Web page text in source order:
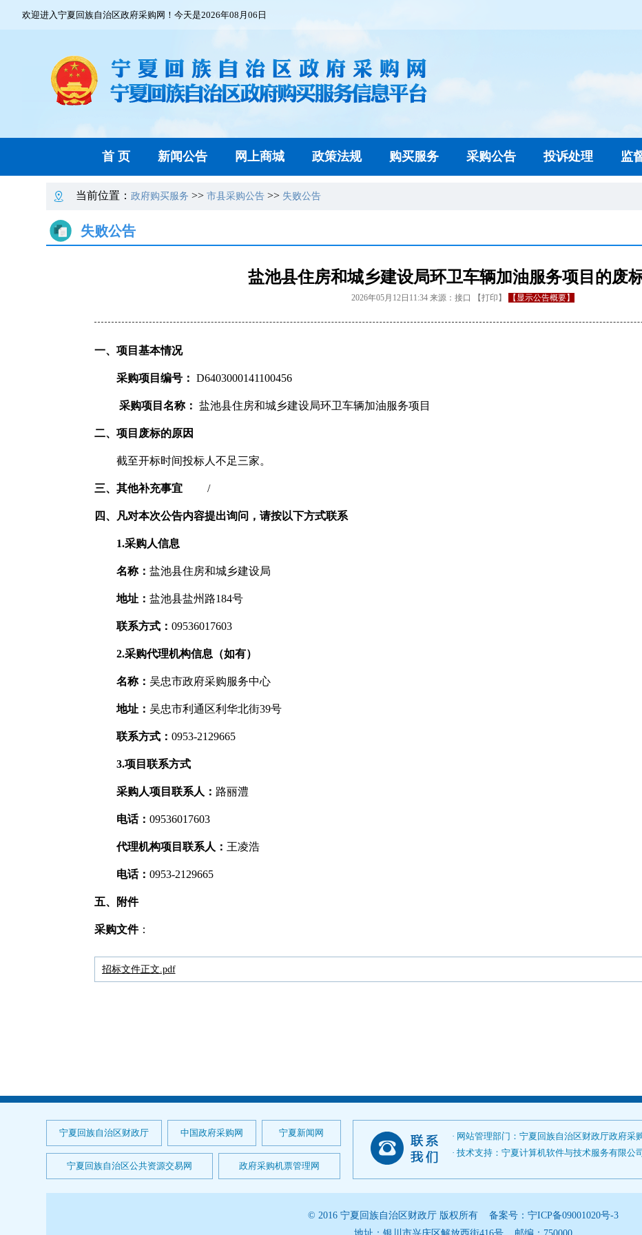
欢迎进入宁夏回族自治区政府采购网！今天是2026年08月06日
首 页 新闻公告 网上商城 政策法规 购买服务 采购公告 投诉处理 监
当前位置： 政府购买服务 >> 市县采购公告 >> 失败公告
失败公告
盐池县住房和城乡建设局环卫车辆加油服务项目的废
2026年05月12日11:34 来源： 接口 【打印 】 【显示公告概要】
一、项目基本情况
采购项目编号： D6403000141100456
采购项目名称： 盐池县住房和城乡建设局环卫车辆加油服务项目
二、项目废标的原因
截至开标时间投标人不足三家。
三、其他补充事宜/
四、凡对本次公告内容提出询问，请按以下方式联系
1.采购人信息
名称： 盐池县住房和城乡建设局
地址： 盐池县盐州路184号
联系方式： 09536017603
2.采购代理机构信息（如有）
名称： 吴忠市政府采购服务中心
地址： 吴忠市利通区利华北街39号
联系方式： 0953-2129665
3.项目联系方式
采购人项目联系人： 路丽澧
电话： 09536017603
代理机构项目联系人： 王凌浩
电话： 0953-2129665
五、附件
采购文件：
招标文件正文.pdf
宁夏回族自治区财政厅 中国政府采购网 宁夏新闻网
宁夏回族自治区公共资源交易网 政府采购机票管理网
· 网站管理部门：宁夏回族自治区财政厅政府采
· 技术支持：宁夏计算机软件与技术服务有限公
© 2016 宁夏回族自治区财政厅 版权所有 备案号： 宁ICP备09001020号-3